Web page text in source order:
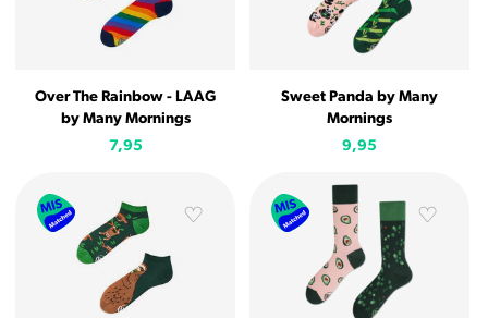
Over The Rainbow - LAAG
by Many Mornings
7,95
Sweet Panda by Many
Mornings
9,95